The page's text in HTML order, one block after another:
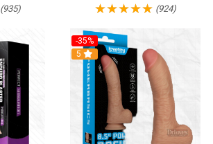
(935) (924)
-35%
Hot
5